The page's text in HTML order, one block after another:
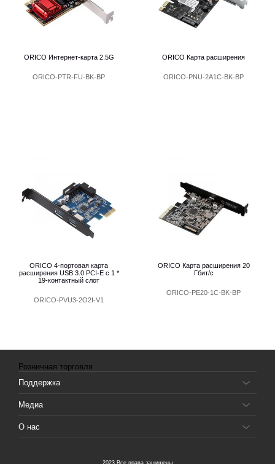
ORICO Интернет-карта 2.5G
ORICO-PTR-FU-BK-BP
ORICO Карта расширения
ORICO-PNU-2A1C-BK-BP
ORICO 4-портовая карта
расширения USB 3.0 PCI-E с 1 *
19-контактный слот
ORICO-PVU3-2O2I-V1
ORICO Карта расширения 20
Гбит/с
ORICO-PE20-1C-BK-BP
Розничная торговля
Поддержка
Медиа
О нас
2023 Все права защищены